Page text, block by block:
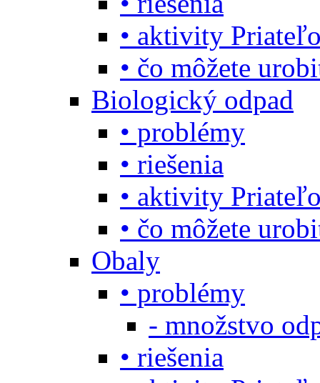
• aktivity
• čo môžete
Biologický odpad
• problémy
• riešenia
• aktivity
• čo môžete
Obaly
• problémy
- množstvo
• riešenia